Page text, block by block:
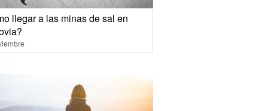
llegar a las minas de sal en